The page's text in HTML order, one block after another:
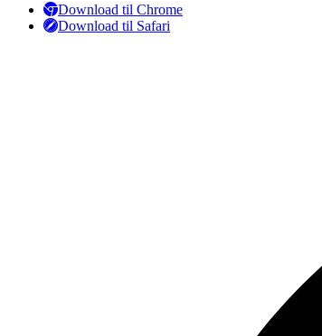
Download til Chrome
Download til Safari